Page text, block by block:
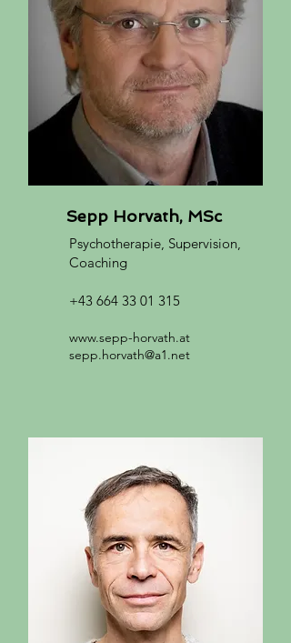
Sepp Horvath, MSc
Psychotherapie, Supervision,
Coaching
+43 664 33 01 315
www.sepp-horvath.at
sepp.horvath@a1.net